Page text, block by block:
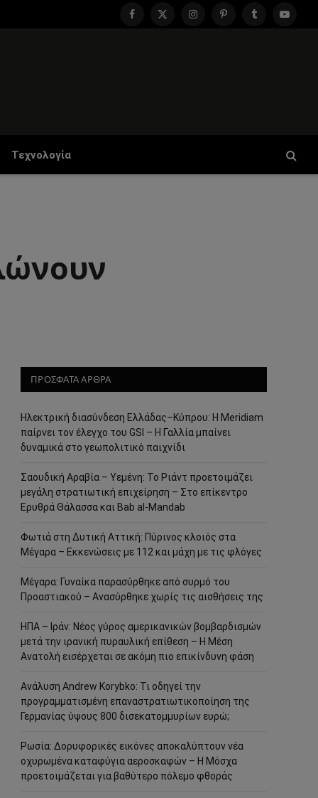
Facebook
X
InstagramPinterestTumblr
Τεχνολογία
ΠΡΟΣΦΑΤΑ ΑΡΘΡΑ
Ηλεκτρική διασύνδεση Ελλάδας–Κύπρου: Η Meridiam
παίρνει τον έλεγχο του GSI – Η Γαλλία μπαίνει
δυναμικά στο γεωπολιτικό παιχνίδι
Σαουδική Αραβία – Υεμένη: Το Ριάντ προετοιμάζει
μεγάλη στρατιωτική επιχείρηση – Στο επίκεντρο
Ερυθρά Θάλασσα και Bab al-Mandab
Φωτιά στη Δυτική Αττική: Πύρινος κλοιός στα
Μέγαρα – Εκκενώσεις με 112 και μάχη με τις φλόγες
Μέγαρα: Γυναίκα παρασύρθηκε από συρμό του
Προαστιακού – Ανασύρθηκε χωρίς τις αισθήσεις της
ΗΠΑ – Ιράν: Νέος γύρος αμερικανικών βομβαρδισμών
μετά την ιρανική πυραυλική επίθεση – Η Μέση
Ανατολή εισέρχεται σε ακόμη πιο επικίνδυνη φάση
Ανάλυση Andrew Korybko: Τι οδηγεί την
προγραμματισμένη επαναστρατιωτικοποίηση της
Γερμανίας ύψους 800 δισεκατομμυρίων ευρώ;
Ρωσία: Δορυφορικές εικόνες αποκαλύπτουν νέα
οχυρωμένα καταφύγια αεροσκαφών – Η Μόσχα
προετοιμάζεται για βαθύτερο πόλεμο φθοράς